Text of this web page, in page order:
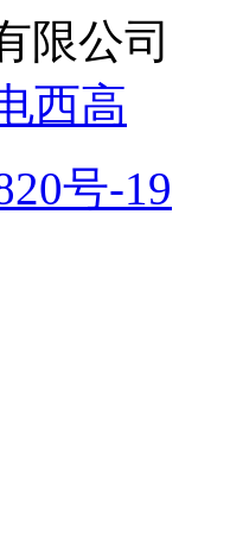
限公司
西高
号-19